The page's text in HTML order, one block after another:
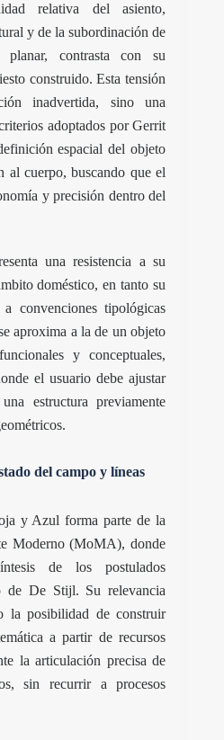
relativa del asiento,
y de la subordinación de
contrasta con su
construido. Esta tensión
inadvertida, sino una
adoptados por Gerrit
espacial del objeto
al cuerpo, buscando que el
y precisión dentro del
una resistencia a su
doméstico, en tanto su
convenciones tipológicas
aproxima a la de un objeto
y conceptuales,
el usuario debe ajustar
estructura previamente
del campo y líneas
y Azul forma parte de la
Moderno (MoMA), donde
de los postulados
de De Stijl. Su relevancia
la posibilidad de construir
a partir de recursos
la articulación precisa de
sin recurrir a procesos